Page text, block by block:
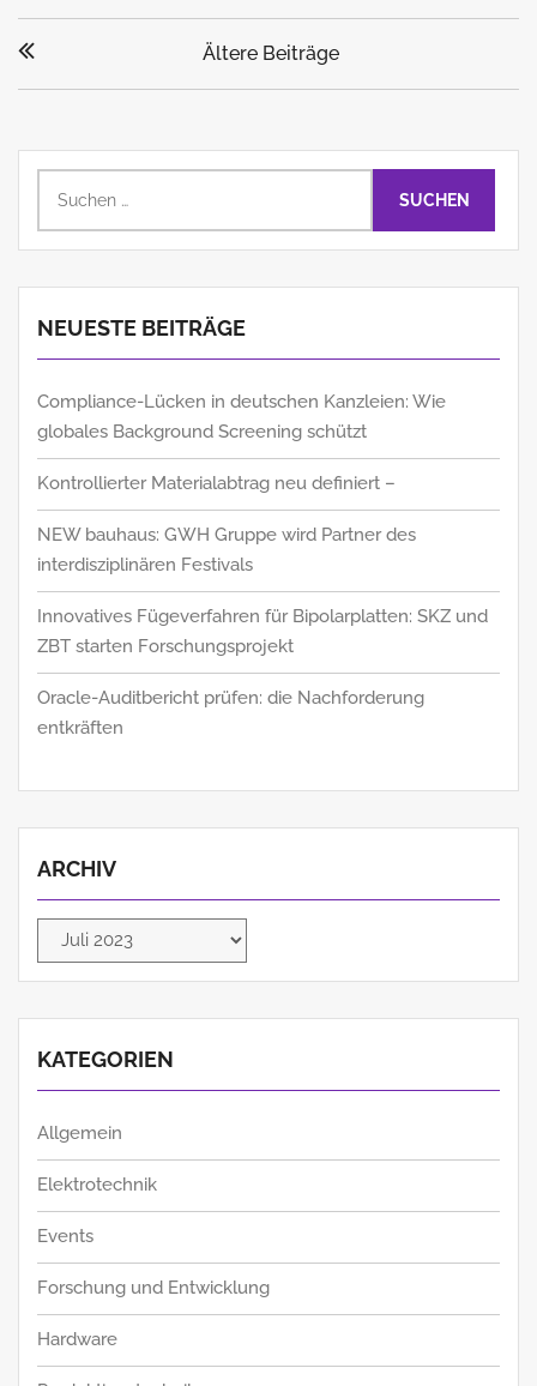
Ältere Beiträge
nach:
NEUESTE BEITRÄGE
Compliance-Lücken in deutschen Kanzleien: Wie
globales Background Screening schützt
Kontrollierter Materialabtrag neu definiert –
NEW bauhaus: GWH Gruppe wird Partner des
interdisziplinären Festivals
Innovatives Fügeverfahren für Bipolarplatten: SKZ und
ZBT starten Forschungsprojekt
Oracle-Auditbericht prüfen: die Nachforderung
entkräften
ARCHIV
Archiv
KATEGORIEN
Allgemein
Elektrotechnik
Events
Forschung und Entwicklung
Hardware